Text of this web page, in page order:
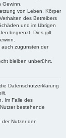
von Leben, Körper
des Betreibers
und im Übrigen
begrenzt. Dies gilt
auch zugunsten der
bleiben unberührt.
Datenschutzerklärung
Im Falle des
bestehende
Nutzer den